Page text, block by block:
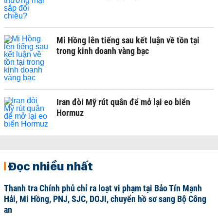
Mi Hồng lên tiếng sau kết luận về tồn tại
trong kinh doanh vàng bạc
Iran đòi Mỹ rút quân để mở lại eo biển
Hormuz
Đọc nhiều nhất
Thanh tra Chính phủ chỉ ra loạt vi phạm tại Bảo Tín Mạnh
Hải, Mi Hồng, PNJ, SJC, DOJI, chuyển hồ sơ sang Bộ Công
an